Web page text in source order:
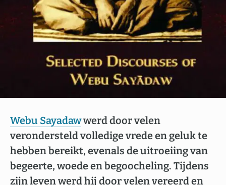
Webu Sayadawwerd door velen
verondersteld volledige vrede en geluk te
hebben bereikt, evenals de uitroeiing van
begeerte, woede en begoocheling. Tijdens
zijn leven werd hij door velen vereerd en